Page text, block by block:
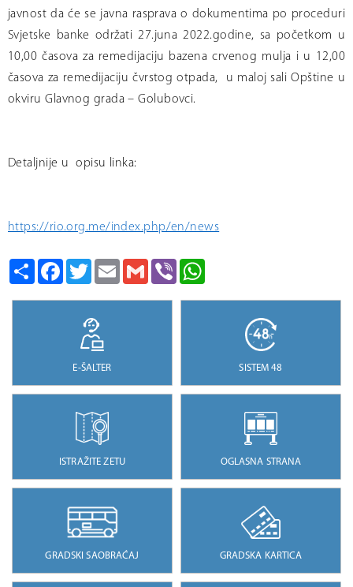
E-ŠALTER SISTEM 48
ISTRAŽITE ZETU OGLASNA STRANA
GRADSKI SAOBRAĆAJ GRADSKA KARTICA
javnost da će se javna rasprava o dokumentima po proceduri
Svjetske banke održati 27.juna 2022.godine, sa početkom u
10,00 časova za remedijaciju bazena crvenog mulja i u 12,00
časova za remedijaciju čvrstog otpada,
u maloj sali Opštine u
okviru Glavnog grada – Golubovci.
Detaljnije u opisu linka:
https://rio.org.me/index.php/en/news
Share Facebook
TwitterEmail Gmail Viber